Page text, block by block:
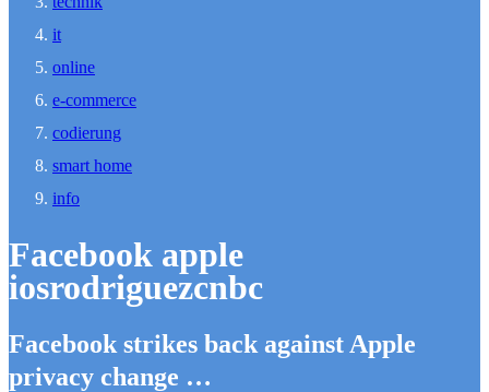
it
online
e-commerce
codierung
smart home
info
Facebook apple
iosrodriguezcnbc
Facebook strikes back against Apple
privacy change …